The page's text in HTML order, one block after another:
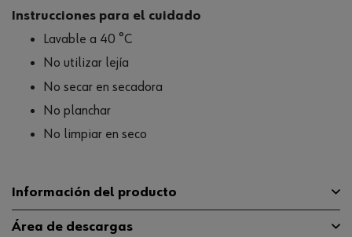
Instrucciones para el cuidado
Lavable a 40 °C
No utilizar lejía
No secar en secadora
No planchar
No limpiar en seco
Información del producto
Área de descargas